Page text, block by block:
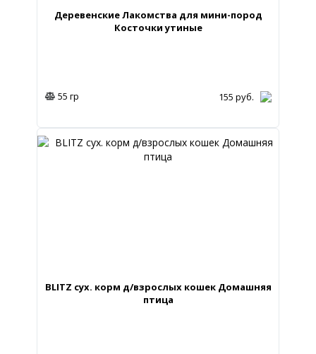
Деревенские Лакомства для мини-пород
Косточки утиные
55 гр 155 руб.
BLITZ сух. корм д/взрослых кошек Домашняя
птица